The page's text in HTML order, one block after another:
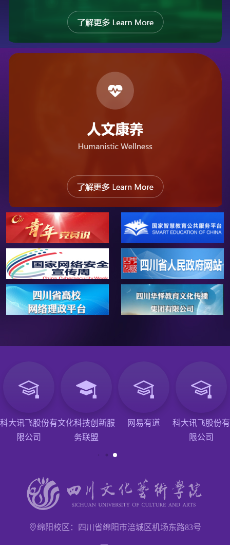
科大讯飞股份有
限公司
文化科技创新服
务联盟
网易有道
科大讯飞股份有
限公司
绵阳校区：四川省绵阳市涪城区机场东路83号